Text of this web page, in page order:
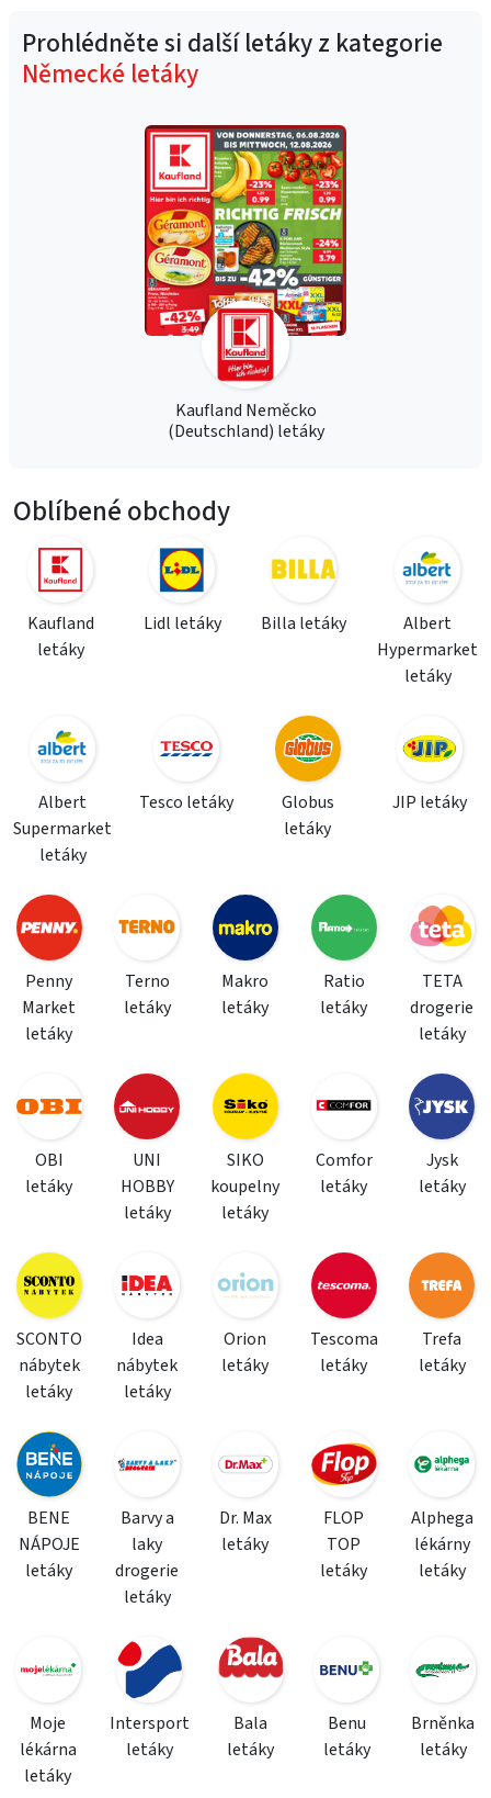
Prohlédněte si další letáky z kategorie
Německé letáky
Kaufland Neměcko
(Deutschland) letáky
Oblíbené obchody
Kaufland
letáky
Lidl letáky Billa letáky
Albert
Hypermarket
letáky
Albert
Supermarket
letáky
Tesco letáky
Globus
letáky
JIP letáky
Penny
Market
letáky
Terno
letáky
Makro
letáky
Ratio
letáky
TETA
drogerie
letáky
OBI
letáky
UNI
HOBBY
letáky
SIKO
koupelny
letáky
Comfor
letáky
Jysk
letáky
SCONTO
nábytek
letáky
Idea
nábytek
letáky
Orion
letáky
Tescoma
letáky
Trefa
letáky
BENE
NÁPOJE
letáky
Barvy a
laky
drogerie
letáky
Dr. Max
letáky
FLOP
TOP
letáky
Alphega
lékárny
letáky
Moje
lékárna
letáky
Intersport
letáky
Bala
letáky
Benu
letáky
Brněnka
letáky